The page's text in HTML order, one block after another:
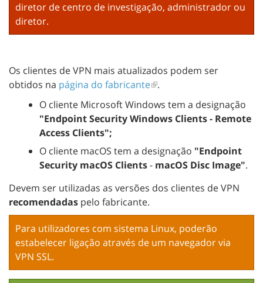
diretor de centro de investigação, administrador ou
diretor.
Os clientes de VPN mais atualizados podem ser
obtidos na página do fabricante .
O cliente Microsoft Windows tem a designação
"Endpoint Security Windows Clients - Remote
Access Clients";
O cliente macOS tem a designação "Endpoint
Security macOS Clients- macOS Disc Image".
Devem ser utilizadas as versões dos clientes de VPN
recomendadas pelo fabricante.
Para utilizadores com sistema Linux, poderão
estabelecer ligação através de um navegador via
VPN SSL.